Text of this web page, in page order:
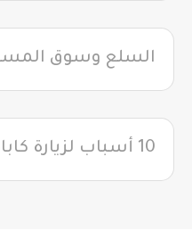
السلع وسوق
10 أسباب لزيارة كابادوكيا